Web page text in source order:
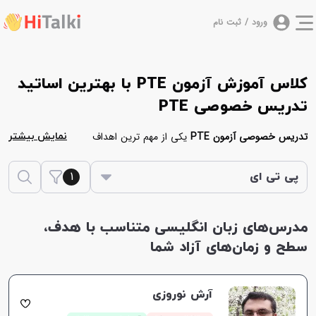
ورود / ثبت نام
کلاس آموزش آزمون PTE با بهترین اساتید
تدریس خصوصی PTE
تدریس خصوصی آزمون PTE
یکی از مهم ترین اهداف
می‌باشد. در ادامه یک لیست از مدرس هایی آورده شده
است که آزمون PTE را به صورت خصوصی تدریس می‌کنند.
بدین منظور شما می‌توانید برای موفقیت در این آزمون در
کلاس های حضوری یا آنلاین پی تی ای شرکت نمایید.
مدرس های پلتفرم هایتاکی در ابتدا سطح شما را بررسی
کرده، سپس کمک می‌کنند در کوتاه ترین زمان ممکن در
آزمون پی تی ای موفق شوید.
نمایش بیشتر
پی تی ای 1
مدرس‌های زبان انگلیسی متناسب با هدف،
سطح و زمان‌های آزاد شما
آرش نوروزی